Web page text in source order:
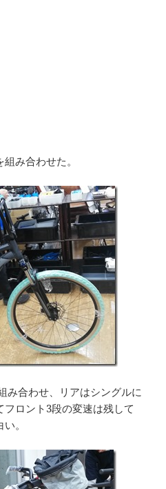
み合わせた。
み合わせ、リアはシングルに
ロント3段の変速は残して
。